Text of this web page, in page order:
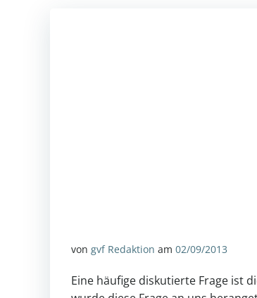
von gvf Redaktion am 02/09/2013
Eine häufige diskutierte Frage ist